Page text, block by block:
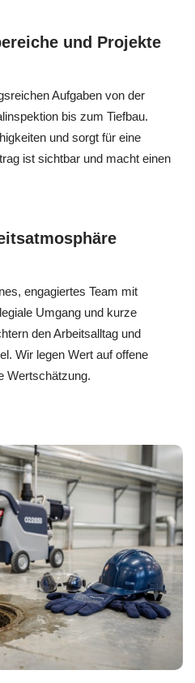
engagiertes Team mit
Umgang und kurze
den Arbeitsalltag und
Wir legen Wert auf offene
Wertschätzung.
und Projekte
Aufgaben von der
bis zum Tiefbau.
und sorgt für eine
ist sichtbar und macht einen